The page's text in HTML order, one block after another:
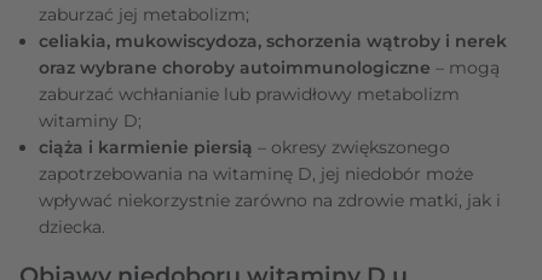
zaburzać jej metabolizm;
celiakia, mukowiscydoza, schorzenia wątroby i nerek
oraz wybrane choroby autoimmunologiczne – mogą
zaburzać wchłanianie lub prawidłowy metabolizm
witaminy D;
ciąża i karmienie piersią – okresy zwiększonego
zapotrzebowania na witaminę D, jej niedobór może
wpływać niekorzystnie zarówno na zdrowie matki, jak i
dziecka.